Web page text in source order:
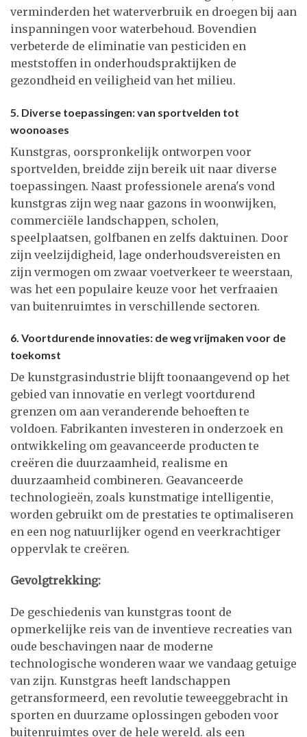
verminderden het waterverbruik en droegen bij aan
inspanningen voor waterbehoud. Bovendien
verbeterde de eliminatie van pesticiden en
meststoffen in onderhoudspraktijken de
gezondheid en veiligheid van het milieu.
5. Diverse toepassingen: van sportvelden tot
woonoases
Kunstgras, oorspronkelijk ontworpen voor
sportvelden, breidde zijn bereik uit naar diverse
toepassingen. Naast professionele arena's vond
kunstgras zijn weg naar gazons in woonwijken,
commerciële landschappen, scholen,
speelplaatsen, golfbanen en zelfs daktuinen. Door
zijn veelzijdigheid, lage onderhoudsvereisten en
zijn vermogen om zwaar voetverkeer te weerstaan,
was het een populaire keuze voor het verfraaien
van buitenruimtes in verschillende sectoren.
6. Voortdurende innovaties: de weg vrijmaken voor de
toekomst
De kunstgrasindustrie blijft toonaangevend op het
gebied van innovatie en verlegt voortdurend
grenzen om aan veranderende behoeften te
voldoen. Fabrikanten investeren in onderzoek en
ontwikkeling om geavanceerde producten te
creëren die duurzaamheid, realisme en
duurzaamheid combineren. Geavanceerde
technologieën, zoals kunstmatige intelligentie,
worden gebruikt om de prestaties te optimaliseren
en een nog natuurlijker ogend en veerkrachtiger
oppervlak te creëren.
Gevolgtrekking:
De geschiedenis van kunstgras toont de
opmerkelijke reis van de inventieve recreaties van
oude beschavingen naar de moderne
technologische wonderen waar we vandaag getuige
van zijn. Kunstgras heeft landschappen
getransformeerd, een revolutie teweeggebracht in
sporten en duurzame oplossingen geboden voor
buitenruimtes over de hele wereld. als een